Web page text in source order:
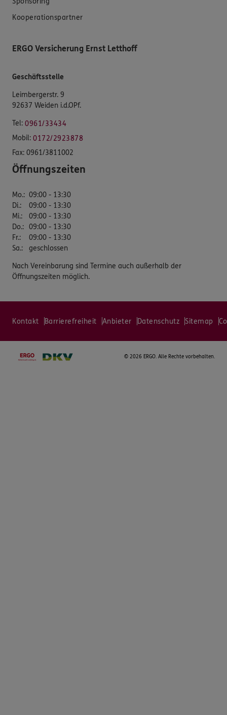
Kooperationspartner
ERGO Versicherung Ernst Letthoff
Geschäftsstelle
Leimbergerstr. 9
92637 Weiden i.d.OPf.
Tel: 0961/33434
Mobil: 0172/2923878
Fax: 0961/3811002
Öffnungszeiten
Mo.: 09:00 - 13:30
Di.:
09:00 - 13:30
Mi.:
09:00 - 13:30
Do.: 09:00 - 13:30
Fr.:
09:00 - 13:30
Sa.: geschlossen
Nach Vereinbarung sind Termine auch außerhalb der
Öffnungszeiten möglich.
Kontakt Barrierefreiheit Anbieter Datenschutz Sitemap
© 2026 ERGO. Alle Rechte vorbehalten.